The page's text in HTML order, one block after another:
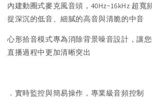
內建動圈式麥克風音頭，40Hz~16kHz 超寬
捉深沉的低音、細膩的高音與清脆的中音
心形拾音模式專為消除背景噪音設計，讓
直播過程中更加清晰突出
．實時監控與簡易操作，專業級音頻控制